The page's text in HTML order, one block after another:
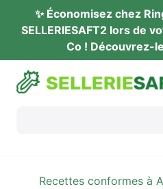
✨ Éco­no­mi­sez chez
SELLERIESAFT2 lors de
Co ! Décou­vrez-
Recet­tes con­for­mes à